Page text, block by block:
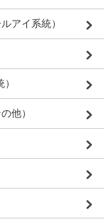
アイ系統）
他）